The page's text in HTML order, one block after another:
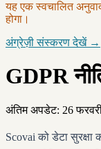
यह एक स्वचालित
होगा।
अंग्रेज़ी संस्करण देखें →
GDPR
अंतिम अपडेट: 26
Scovai को डेटा